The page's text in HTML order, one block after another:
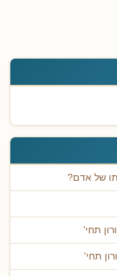
של אדם?
תחי'
תחי'